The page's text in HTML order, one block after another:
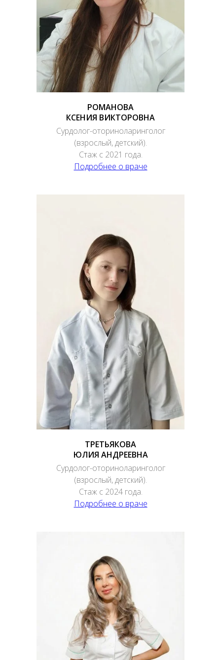
РОМАНОВА
КСЕНИЯ ВИКТОРОВНА
Сурдолог-оториноларинголог
(взрослый, детский).
Стаж с 2021 года.
Подробнее о враче
ТРЕТЬЯКОВА
ЮЛИЯ АНДРЕЕВНА
Сурдолог-оториноларинголог
(взрослый, детский).
Стаж с 2024 года.
Подробнее о враче